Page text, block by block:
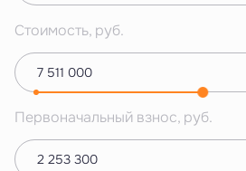
Стоимость, руб.
Первоначальный взнос, руб.